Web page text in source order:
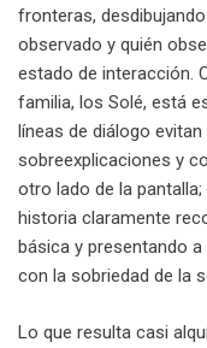
fronteras,
observado y quién
estado de interacción.
familia, los Solé, está
líneas de diálogo
sobreexplicaciones y
otro lado de la
historia claramente
básica y presentando
con la sobriedad de la
Lo que resulta casi